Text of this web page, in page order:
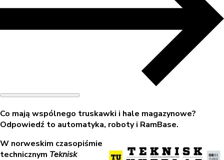
Co mają wspólnego truskawki i hale magazynowe?
Odpowiedź to automatyka, roboty i RamBase.
W norweskim czasopiśmie
technicznym Teknisk